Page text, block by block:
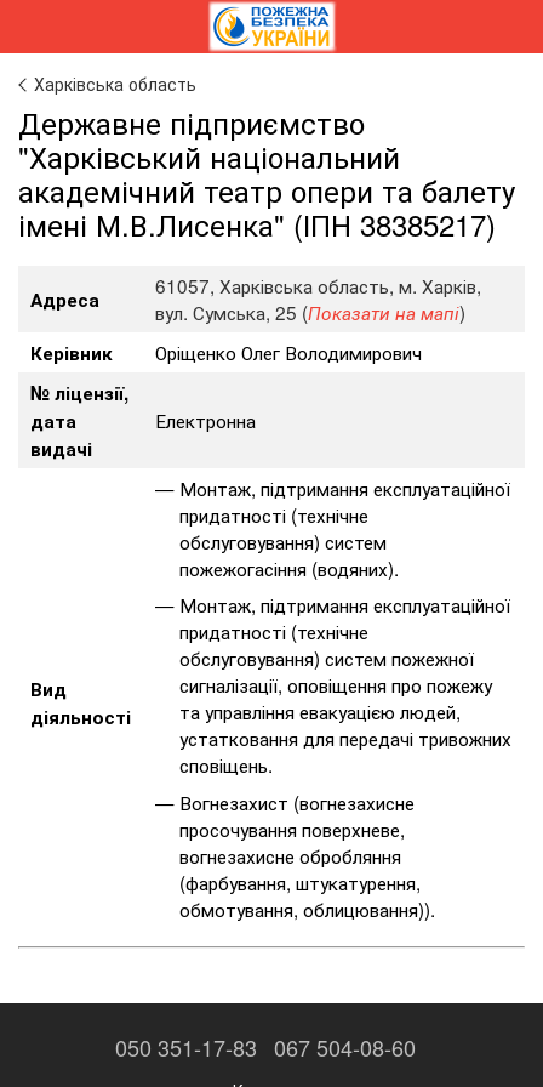
Харківська область
Державне підприємство
"Харківський національний
академічний театр опери та балету
імені М.В.Лисенка" (ІПН 38385217)
Адреса
61057, Харківська область, м. Харків,
вул. Сумська, 25 (Показати на мапі)
Керівник
Оріщенко Олег Володимирович
№ ліцензії,
дата
видачі
Електронна
Вид
діяльності
Монтаж, підтримання експлуатаційної
придатності (технічне
обслуговування) систем
пожежогасіння (водяних).
Монтаж, підтримання експлуатаційної
придатності (технічне
обслуговування) систем пожежної
сигналізації, оповіщення про пожежу
та управління евакуацією людей,
устатковання для передачі тривожних
сповіщень.
Вогнезахист (вогнезахисне
просочування поверхневе,
вогнезахисне обробляння
(фарбування, штукатурення,
обмотування, облицювання)).
050 351-17-83 067 504-08-60